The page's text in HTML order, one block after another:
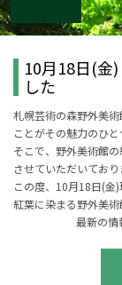
10月18日(
した
札幌芸術の森野外美
ことがその魅力のひと
そこで、野外美術館
させていただいており
この度、10月18日(金)
紅葉に染まる野外美術
最新の情